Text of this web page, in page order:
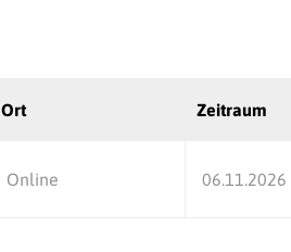
Ort Zeitraum
Online 06.11.2026